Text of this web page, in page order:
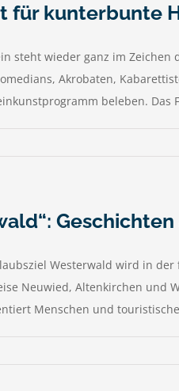
für kunterbunte
steht wieder ganz im Zeichen
Akrobaten,
beleben. Das
Westerwald wird in
Neuwied, Altenkirchen und
Menschen und